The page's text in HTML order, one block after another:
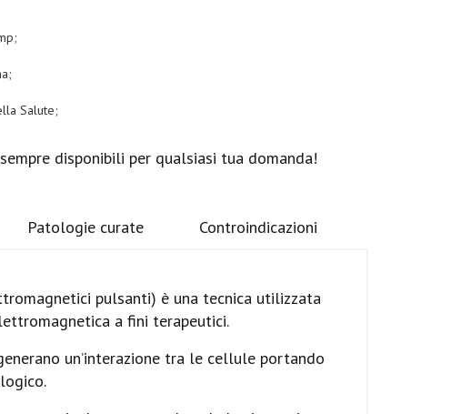
Salute;
disponibili per qualsiasi tua domanda!
Patologie curate Controindicazioni
pulsanti) è una tecnica utilizzata
a fini terapeutici.
un’interazione tra le cellule portando